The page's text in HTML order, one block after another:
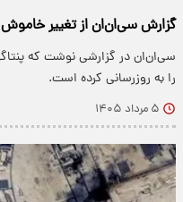
گزارش سی‌ان‌ان از تغییر خاموش
سی‌ان‌ان در گزارشی نوشت که
را به روزرسانی کرده است.
۵ مرداد ۱۴۰۵